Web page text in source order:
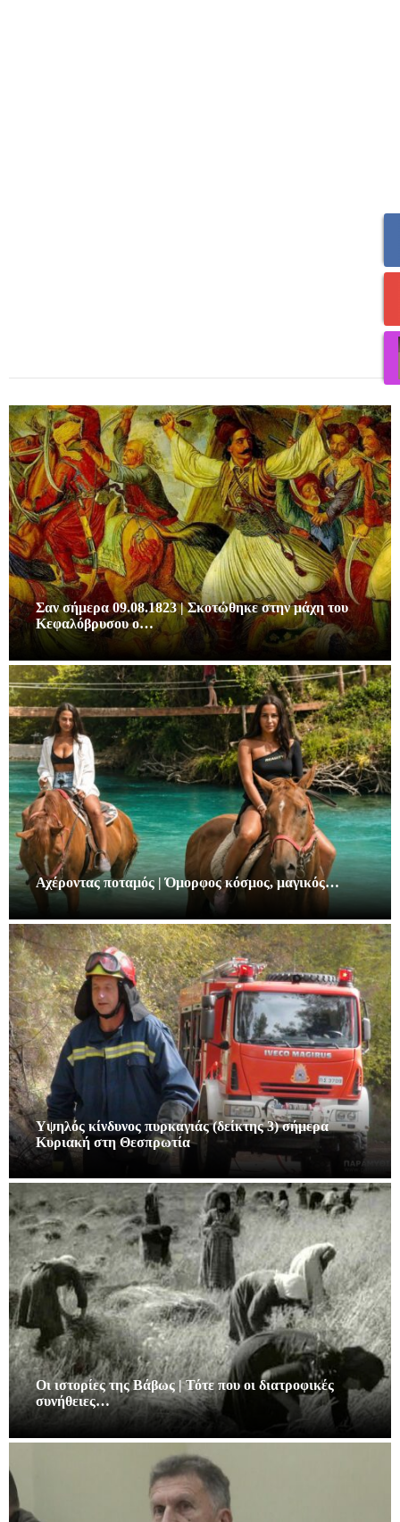
Σαν σήμερα 09.08.1823 | Σκοτώθηκε στην μάχη του
Κεφαλόβρυσου ο…
Αχέροντας ποταμός | Όμορφος κόσμος, μαγικός…
Υψηλός κίνδυνος πυρκαγιάς (δείκτης 3) σήμερα
Κυριακή στη Θεσπρωτία
Οι ιστορίες της Βάβως | Τότε που οι διατροφικές
συνήθειες…